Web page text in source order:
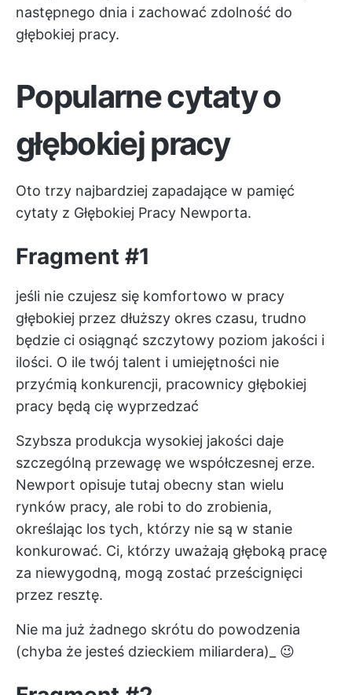
następnego dnia i zachować zdolność do
głębokiej pracy.
Popularne cytaty o
głębokiej pracy
Oto trzy najbardziej zapadające w pamięć
cytaty z Głębokiej Pracy Newporta.
Fragment #1
jeśli nie czujesz się komfortowo w pracy
głębokiej przez dłuższy okres czasu, trudno
będzie ci osiągnąć szczytowy poziom jakości i
ilości. O ile twój talent i umiejętności nie
przyćmią konkurencji, pracownicy głębokiej
pracy będą cię wyprzedzać
Szybsza produkcja wysokiej jakości daje
szczególną przewagę we współczesnej erze.
Newport opisuje tutaj obecny stan wielu
rynków pracy, ale robi to do zrobienia,
określając los tych, którzy nie są w stanie
konkurować. Ci, którzy uważają głęboką pracę
za niewygodną, mogą zostać prześcignięci
przez resztę.
Nie ma już żadnego skrótu do powodzenia
(chyba że jesteś dzieckiem miliardera)_ 😉